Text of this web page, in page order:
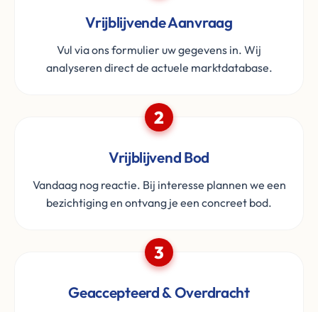
Vrijblijvende Aanvraag
Vul via ons formulier uw gegevens in. Wij
analyseren direct de actuele marktdatabase.
2
Vrijblijvend Bod
Vandaag nog reactie. Bij interesse plannen we een
bezichtiging en ontvang je een concreet bod.
3
Geaccepteerd & Overdracht